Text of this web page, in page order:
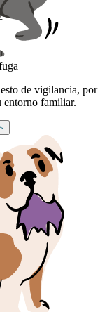
de vigilancia, por
entorno familiar.